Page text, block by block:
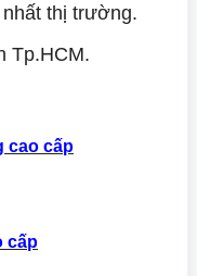
thị trường.
Tp.HCM.
cao cấp
cấp